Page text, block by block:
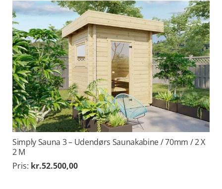
Simply Sauna 3 – Udendørs Saunakabine / 70mm / 2 X
2 M
Pris: kr.52.500,00